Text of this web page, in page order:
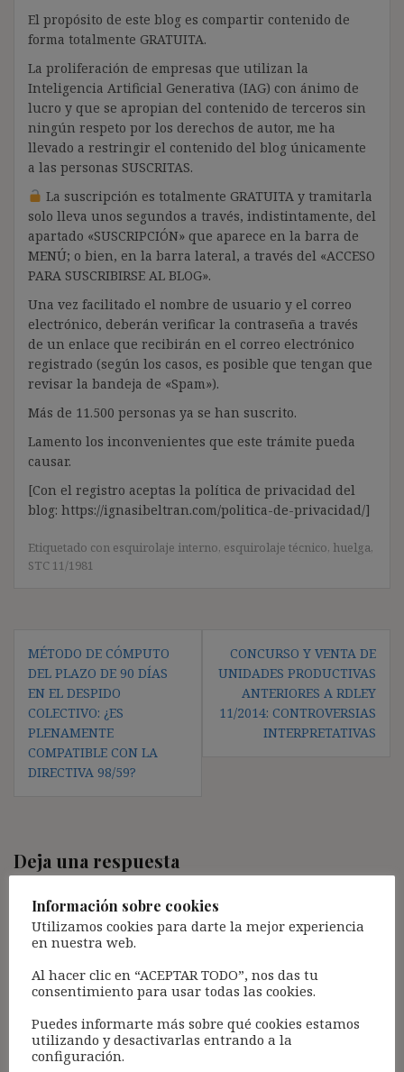
El propósito de este blog es compartir contenido de
forma totalmente GRATUITA.
La proliferación de empresas que utilizan la
Inteligencia Artificial Generativa (IAG) con ánimo de
lucro y que se apropian del contenido de terceros sin
ningún respeto por los derechos de autor, me ha
llevado a restringir el contenido del blog únicamente
a las personas SUSCRITAS.
La suscripción es totalmente GRATUITA y tramitarla
solo lleva unos segundos a través, indistintamente, del
apartado «SUSCRIPCIÓN» que aparece en la barra de
MENÚ; o bien, en la barra lateral, a través del «ACCESO
PARA SUSCRIBIRSE AL BLOG».
Una vez facilitado el nombre de usuario y el correo
electrónico, deberán verificar la contraseña a través
de un enlace que recibirán en el correo electrónico
registrado (según los casos, es posible que tengan que
revisar la bandeja de «Spam»).
Más de 11.500 personas ya se han suscrito.
Lamento los inconvenientes que este trámite pueda
causar.
[Con el registro aceptas la política de privacidad del
blog: https://ignasibeltran.com/politica-de-privacidad/]
Etiquetado con esquirolaje interno, esquirolaje técnico, huelga,
STC 11/1981
Navegación
de
entradas
MÉTODO DE CÓMPUTO
DEL PLAZO DE 90 DÍAS
EN EL DESPIDO
COLECTIVO: ¿ES
PLENAMENTE
COMPATIBLE CON LA
DIRECTIVA 98/59?
CONCURSO Y VENTA DE
UNIDADES PRODUCTIVAS
ANTERIORES A RDLEY
11/2014: CONTROVERSIAS
INTERPRETATIVAS
Deja una respuesta
campos obligatorios están marcados con
Comentario*
Información sobre cookies
Utilizamos cookies para darte la mejor experiencia
en nuestra web.
Al hacer clic en “ACEPTAR TODO”, nos das tu
consentimiento para usar todas las cookies.
Puedes informarte más sobre qué cookies estamos
utilizando y desactivarlas entrando a la
configuración.